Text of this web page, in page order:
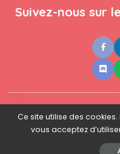
Suivez-nous sur
Contact ●Newsletter
© 2025 -
Ce site utilise des
vous acceptez